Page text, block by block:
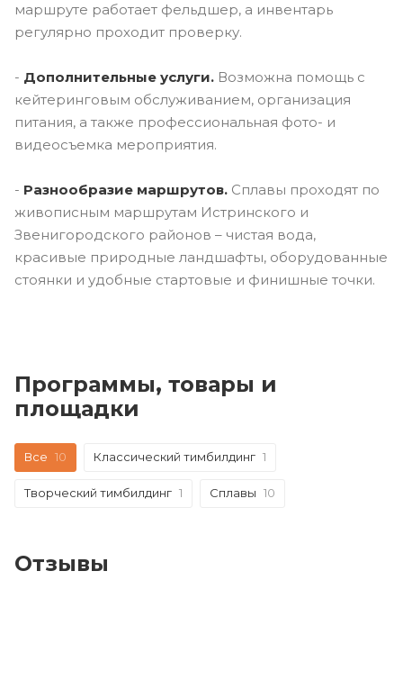
маршруте работает фельдшер, а инвентарь
регулярно проходит проверку.
- Дополнительные услуги. Возможна помощь с
кейтеринговым обслуживанием, организация
питания, а также профессиональная фото- и
видеосъемка мероприятия.
- Разнообразие маршрутов. Сплавы проходят по
живописным маршрутам Истринского и
Звенигородского районов – чистая вода,
красивые природные ландшафты, оборудованные
стоянки и удобные стартовые и финишные точки.
Программы, товары и
площадки
Все 10 Классический тимбилдинг 1
Творческий тимбилдинг 1 Сплавы 10
Отзывы